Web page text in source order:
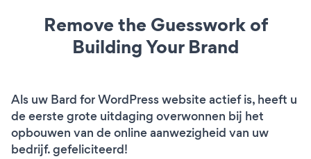
Remove the Guesswork of
Building Your Brand
Als uw Bard for WordPress website actief is, heeft u
de eerste grote uitdaging overwonnen bij het
opbouwen van de online aanwezigheid van uw
bedrijf. gefeliciteerd!